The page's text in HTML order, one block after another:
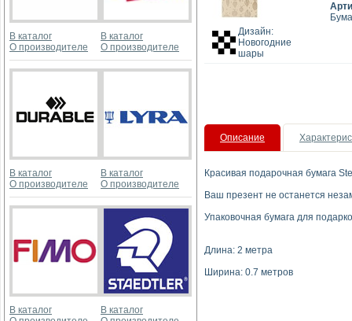
В каталог
О производителе
В каталог
О производителе
В каталог
О производителе
В каталог
О производителе
В каталог
В каталог
Дизайн:
Новогодние
шары
Описание
Красивая подарочная бумага
Ваш презент не останется
Упаковочная бумага для
Длина: 2 метра
Ширина: 0.7 метров